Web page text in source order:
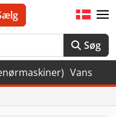
Søg
Vans